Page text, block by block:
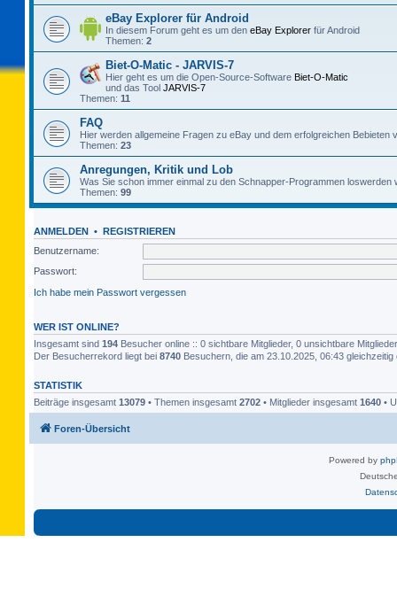
eBay Explorer für Android
In diesem Forum geht es um den eBay Explorer für Android
Themen: 2
Biet-O-Matic - JARVIS-7
Hier geht es um die Open-Source-Software Biet-O-Matic
und das Tool JARVIS-7
Themen: 11
FAQ
Hier werden allgemeine Fragen zu eBay und dem erfolgreichen Bebieten
Themen: 23
Anregungen, Kritik und Lob
Was Sie schon immer einmal zu den Schnapper-Programmen loswerden
Themen: 99
ANMELDEN • REGISTRIEREN
Benutzername:
Passwort:
Ich habe mein Passwort vergessen
WER IST ONLINE?
Insgesamt sind 194 Besucher online :: 0 sichtbare Mitglieder, 0 unsichtbare
Der Besucherrekord liegt bei 8740 Besuchern, die am 23.10.2025, 06:43 gleichzeitig
STATISTIK
Beiträge insgesamt 13079 • Themen insgesamt 2702 • Mitglieder insgesamt 1640 •
Foren-Übersicht
Powered by